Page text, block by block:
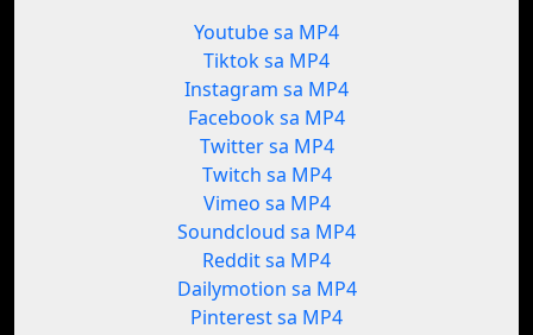
Youtube sa MP4
Tiktok sa MP4
Instagram sa MP4
Facebook sa MP4
Twitter sa MP4
Twitch sa MP4
Vimeo sa MP4
Soundcloud sa MP4
Reddit sa MP4
Dailymotion sa MP4
Pinterest sa MP4